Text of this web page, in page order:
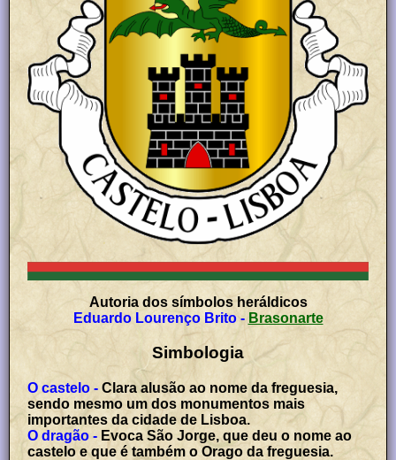
Autoria dos símbolos heráldicos
Eduardo Lourenço Brito- Brasonarte
Simbologia
O castelo - Clara alusão ao nome da freguesia,
sendo mesmo um dos monumentos mais
importantes da cidade de Lisboa.
O dragão - Evoca São Jorge, que deu o nome ao
castelo e que é também o Orago da freguesia.